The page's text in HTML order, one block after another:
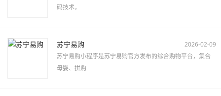
码技术，
苏宁易购
2026-02-09
苏宁易购小程序是苏宁易购官方发布的综合购物平台，集合
母婴、拼购